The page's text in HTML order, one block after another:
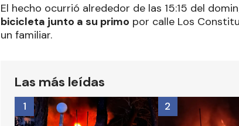
El hecho ocurrió alrededor de las 15:15 del
bicicleta junto a su primo por calle Los
un familiar.
Las más leídas
1 2